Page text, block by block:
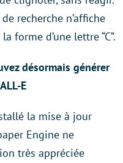
recherche n’affiche
forme d’une lettre “C”.
désormais générer
E
la mise à jour
Engine ne
très appréciée